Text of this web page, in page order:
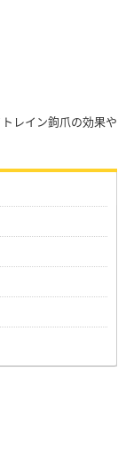
レイン鉤爪の効果や